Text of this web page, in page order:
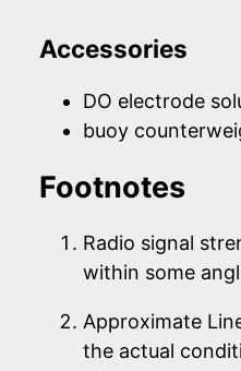
Accessories
DO electrode
buoy
Footnotes
Radio signal
within some
Approximate
the actual